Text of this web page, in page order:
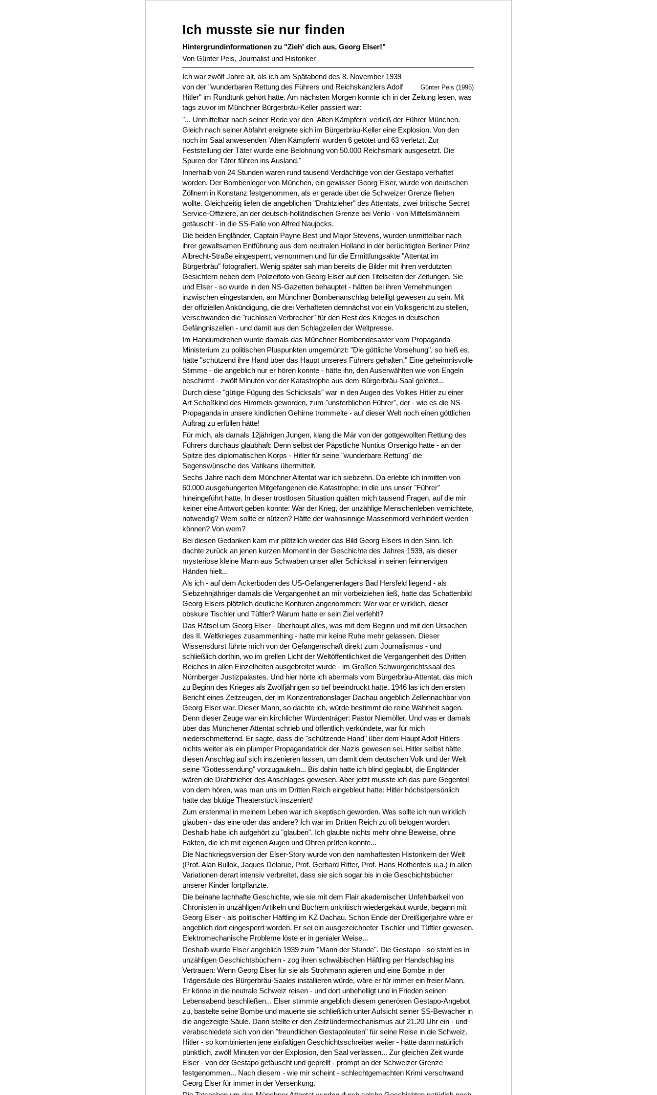
Ich musste sie nur finden
Hintergrundinformationen zu "Zieh' dich aus, Georg Elser!"
Von Günter Peis, Journalist und Historiker
Günter Peis (1995)
Ich war zwölf Jahre alt, als ich am Spätabend des 8. November 1939
von der "wunderbaren Rettung des Führers und Reichskanzlers Adolf
Hitler" im Rundtunk gehört hatte. Am nächsten Morgen konnte ich in der Zeitung lesen, was
tags zuvor im Münchner Bürgerbräu-Keller passiert war:
"... Unmittelbar nach seiner Rede vor den 'Alten Kämpfern' verließ der Führer München.
Gleich nach seiner Abfahrt ereignete sich im Bürgerbräu-Keller eine Explosion. Von den
noch im Saal anwesenden 'Alten Kämpfern' wurden 6 getötet und 63 verletzt. Zur
Feststellung der Täter wurde eine Belohnung von 50.000 Reichsmark ausgesetzt. Die
Spuren der Täter führen ins Ausland."
Innerhalb von 24 Stunden waren rund tausend Verdächtige von der Gestapo verhaftet
worden. Der Bombenleger von München, ein gewisser Georg Elser, wurde von deutschen
Zöllnern in Konstanz festgenommen, als er gerade über die Schweizer Grenze fliehen
wollte. Gleichzeitig liefen die angeblichen "Drahtzieher" des Attentats, zwei britische Secret
Service-Offiziere, an der deutsch-holländischen Grenze bei Venlo - von Mittelsmännern
getäuscht - in die SS-Falle von Alfred Naujocks.
Die beiden Engländer, Captain Payne Best und Major Stevens, wurden unmittelbar nach
ihrer gewaltsamen Entführung aus dem neutralen Holland in der berüchtigten Berliner Prinz
Albrecht-Straße eingesperrt, vernommen und für die Ermittlungsakte "Attentat im
Bürgerbräu" fotografiert. Wenig später sah man bereits die Bilder mit ihren verdutzten
Gesichtern neben dem Polizeifoto von Georg Elser auf den Titelseiten der Zeitungen. Sie
und Elser - so wurde in den NS-Gazetten behauptet - hätten bei ihren Vernehmungen
inzwischen eingestanden, am Münchner Bombenanschlag beteiligt gewesen zu sein. Mit
der offiziellen Ankündigung, die drei Verhafteten demnächst vor ein Volksgericht zu stellen,
verschwanden die "ruchlosen Verbrecher" für den Rest des Krieges in deutschen
Gefängniszellen - und damit aus den Schlagzeilen der Weltpresse.
Im Handumdrehen wurde damals das Münchner Bombendesaster vom Propaganda-
Ministerium zu politischen Pluspunkten umgemünzt: "Die göttliche Vorsehung", so hieß es,
hätte "schützend ihre Hand über das Haupt unseres Führers gehalten." Eine geheimnisvolle
Stimme - die angeblich nur er hören konnte - hätte ihn, den Auserwählten wie von Engeln
beschirmt - zwölf Minuten vor der Katastrophe aus dem Bürgerbräu-Saal geleitet...
Durch diese "gütige Fügung des Schicksals" war in den Augen des Volkes Hitler zu einer
Art Schoßkind des Himmels geworden, zum "unsterblichen Führer", der - wie es die NS-
Propaganda in unsere kindlichen Gehirne trommelte - auf dieser Welt noch einen göttlichen
Auftrag zu erfüllen hätte!
Für mich, als damals 12jährigen Jungen, klang die Mär von der gottgewollten Rettung des
Führers durchaus glaubhaft: Denn selbst der Päpstliche Nuntius Orsenigo hatte - an der
Spitze des diplomatischen Korps - Hitler für seine "wunderbare Rettung" die
Segenswünsche des Vatikans übermittelt.
Sechs Jahre nach dem Münchner Altentat war ich siebzehn. Da erlebte ich inmitten von
60.000 ausgehungerten Mitgefangenen die Katastrophe, in die uns unser "Führer"
hineingeführt hatte. In dieser trostlosen Situation quälten mich tausend Fragen, auf die mir
keiner eine Antwort geben konnte: War der Krieg, der unzählige Menschenleben vernichtete,
notwendig? Wem sollte er nützen? Hätte der wahnsinnige Massenmord verhindert werden
können? Von wem?
Bei diesen Gedanken kam mir plötzlich wieder das Bild Georg Elsers in den Sinn. Ich
dachte zurück an jenen kurzen Moment in der Geschichte des Jahres 1939, als dieser
mysteriöse kleine Mann aus Schwaben unser aller Schicksal in seinen feinnervigen
Händen hielt...
Als ich - auf dem Ackerboden des US-Gefangenenlagers Bad Hersfeld liegend - als
Siebzehnjähriger damals die Vergangenheit an mir vorbeiziehen ließ, hatte das Schattenbild
Georg Elsers plötzlich deutliche Konturen angenommen: Wer war er wirklich, dieser
obskure Tischler und Tüftler? Warum hatte er sein Ziel verfehlt?
Das Rätsel um Georg Elser - überhaupt alles, was mit dem Beginn und mit den Ursachen
des II. Weltkrieges zusammenhing - hatte mir keine Ruhe mehr gelassen. Dieser
Wissensdurst führte mich von der Gefangenschaft direkt zum Journalismus - und
schließlich dorthin, wo im grellen Licht der Weltöffentlichkeit die Vergangenheit des Dritten
Reiches in allen Einzelheiten ausgebreitet wurde - im Großen Schwurgerichtssaal des
Nürnberger Justizpalastes. Und hier hörte ich abermals vom Bürgerbräu-Attentat, das mich
zu Beginn des Krieges als Zwölfjährigen so tief beeindruckt hatte. 1946 las ich den ersten
Bericht eines Zeitzeugen, der im Konzentrationslager Dachau angeblich Zellennachbar von
Georg Elser war. Dieser Mann, so dachte ich, würde bestimmt die reine Wahrheit sagen.
Denn dieser Zeuge war ein kirchlicher Würdenträger: Pastor Niemöller. Und was er damals
über das Münchener Attentat schrieb und öffentlich verkündete, war für mich
niederschmetternd. Er sagte, dass die "schützende Hand" über dem Haupt Adolf Hitlers
nichts weiter als ein plumper Propagandatrick der Nazis gewesen sei. Hitler selbst hätte
diesen Anschlag auf sich inszenieren lassen, um damit dem deutschen Volk und der Welt
seine "Gottessendung" vorzugaukeln... Bis dahin hatte ich blind geglaubt, die Engländer
wären die Drahtzieher des Anschlages gewesen. Aber jetzt musste ich das pure Gegenteil
von dem hören, was man uns im Dritten Reich eingebleut hatte: Hitler höchstpersönlich
hätte das blutige Theaterstück inszeniert!
Zum erstenmal in meinem Leben war ich skeptisch geworden. Was sollte ich nun wirklich
glauben - das eine oder das andere? Ich war im Dritten Reich zu oft belogen worden.
Deshalb habe ich aufgehört zu "glauben". Ich glaubte nichts mehr ohne Beweise, ohne
Fakten, die ich mit eigenen Augen und Ohren prüfen konnte...
Die Nachkriegsversion der Elser-Story wurde von den namhaftesten Historikern der Welt
(Prof. Alan Bullok, Jaques Delarue, Prof. Gerhard Ritter, Prof. Hans Rothenfels u.a.) in allen
Variationen derart intensiv verbreitet, dass sie sich sogar bis in die Geschichtsbücher
unserer Kinder fortpflanzte.
Die beinahe lachhafte Geschichte, wie sie mit dem Flair akademischer Unfehlbarkeil von
Chronisten in unzähligen Artikeln und Büchern unkritisch wiedergekäut wurde, begann mit
Georg Elser - als politischer Häftling im KZ Dachau. Schon Ende der Dreißigerjahre wäre er
angeblich dort eingesperrt worden. Er sei ein ausgezeichneter Tischler und Tüftler gewesen.
Elektromechanische Probleme löste er in genialer Weise...
Deshalb wurde Elser angeblich 1939 zum "Mann der Stunde". Die Gestapo - so steht es in
unzähligen Geschichtsbüchern - zog ihren schwäbischen Häftling per Handschlag ins
Vertrauen: Wenn Georg Elser für sie als Strohmann agieren und eine Bombe in der
Trägersäule des Bürgerbräu-Saales installieren würde, wäre er für immer ein freier Mann.
Er könne in die neutrale Schweiz reisen - und dort unbehelligt und in Frieden seinen
Lebensabend beschließen... Elser stimmte angeblich diesem generösen Gestapo-Angebot
zu, bastelte seine Bombe und mauerte sie schließlich unter Aufsicht seiner SS-Bewacher in
die angezeigte Säule. Dann stellte er den Zeitzündermechanismus auf 21.20 Uhr ein - und
verabschiedete sich von den "freundlichen Gestapoleuten" für seine Reise in die Schweiz.
Hitler - so kombinierten jene einfältigen Geschichtsschreiber weiter - hätte dann natürlich
pünktlich, zwölf Minuten vor der Explosion, den Saal verlassen... Zur gleichen Zeit wurde
Elser - von der Gestapo getäuscht und geprellt - prompt an der Schweizer Grenze
festgenommen... Nach diesem - wie mir scheint - schlechtgemachten Krimi verschwand
Georg Elser für immer in der Versenkung.